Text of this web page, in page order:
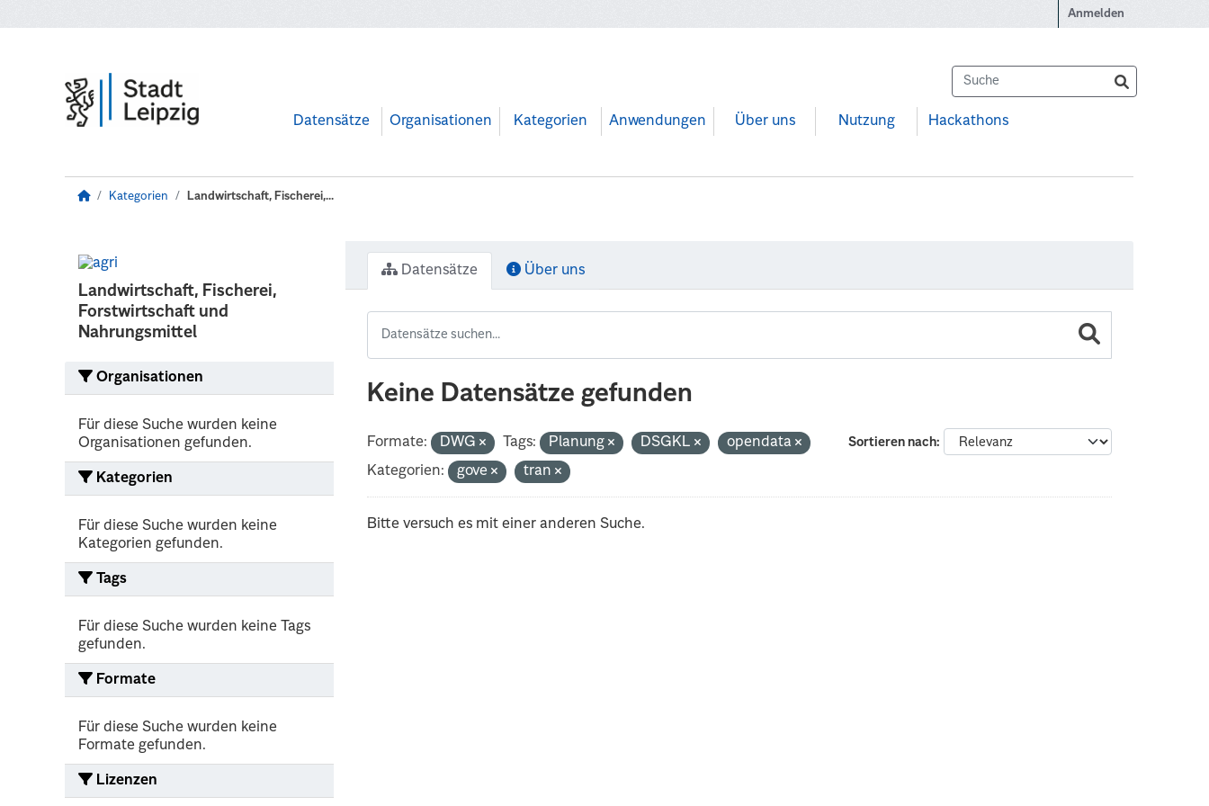
Anmelden
Datensätze Organisationen Kategorien Anwendungen Über uns Nutzung Hackathons
Kategorien Landwirtschaft, Fischerei,...
Landwirtschaft, Fischerei,
Forstwirtschaft und
Nahrungsmittel
Organisationen
Für diese Suche wurden keine
Organisationen gefunden.
Kategorien
Für diese Suche wurden keine
Kategorien gefunden.
Tags
Für diese Suche wurden keine Tags
gefunden.
Formate
Für diese Suche wurden keine
Formate gefunden.
Lizenzen
Datensätze Über uns
Keine Datensätze gefunden
Sortieren nach
Formate: DWG Tags: Planung DSGKL
opendata
Kategorien:
gove tran
Bitte versuch es mit einer anderen Suche.